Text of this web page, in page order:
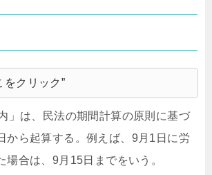
をクリック”
」は、民法の期間計算の原則に基づ
から起算する。例えば、9月1日に労
場合は、9月15日までをいう。